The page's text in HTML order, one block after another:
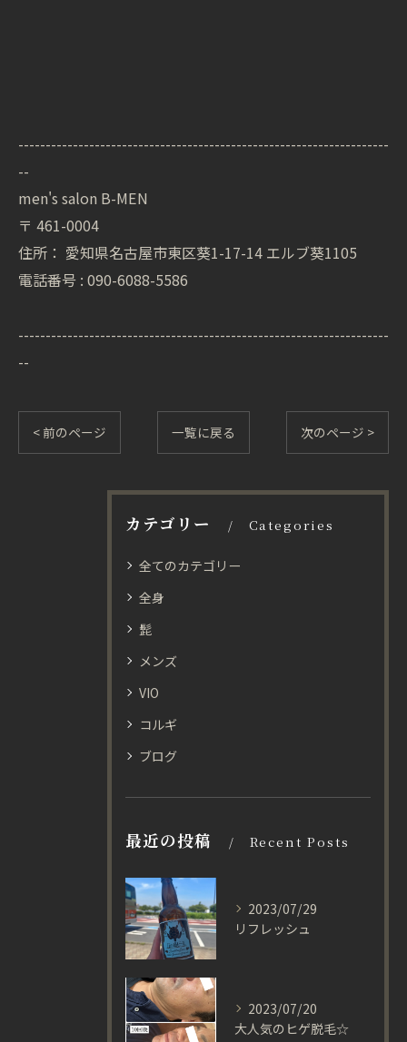
--------------------------------------------------------------------
--
men's salon B-MEN
〒 461-0004
住所： 愛知県名古屋市東区葵1-17-14 エルブ葵1105
電話番号 : 090-6088-5586
--------------------------------------------------------------------
--
< 前のページ 一覧に戻る 次のページ >
カテゴリー Categories
全てのカテゴリー
全身
髭
メンズ
VIO
コルギ
ブログ
最近の投稿 Recent Posts
2023/07/29
リフレッシュ
2023/07/20
大人気のヒゲ脱毛☆